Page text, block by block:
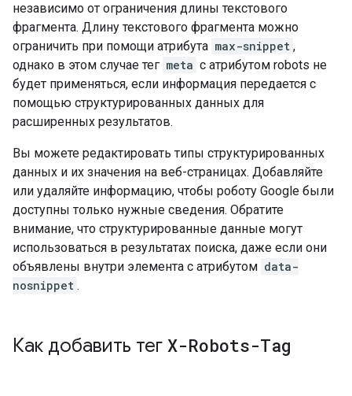
независимо от ограничения длины текстового
фрагмента. Длину текстового фрагмента можно
ограничить при помощи атрибута max-snippet ,
однако в этом случае тег meta с атрибутом robots не
будет применяться, если информация передается с
помощью структурированных данных для
расширенных результатов.
Вы можете редактировать типы структурированных
данных и их значения на веб-страницах. Добавляйте
или удаляйте информацию, чтобы роботу Google были
доступны только нужные сведения. Обратите
внимание, что структурированные данные могут
использоваться в результатах поиска, даже если они
объявлены внутри элемента с атрибутом data-
nosnippet .
Как добавить тег X-Robots-Tag